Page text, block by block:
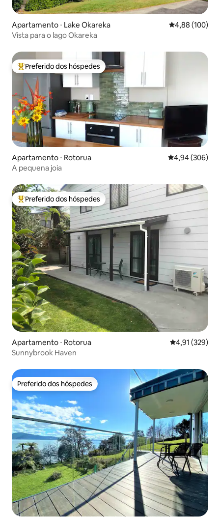
Apartamento ⋅ Lake Okareka 4,88 de uma
4,88 (100)
Vista para o lago Okareka
Entre os melhores preferidos dos hóspedes
Preferido dos hóspedes
Apartamento ⋅ Rotorua 4,94 de uma
4,94 (306)
A pequena joia
Entre os melhores preferidos dos hóspedes
Preferido dos hóspedes
Apartamento ⋅ Rotorua 4,91 de uma
4,91 (329)
Sunnybrook Haven
Preferido dos hóspedes
Preferido dos hóspedes